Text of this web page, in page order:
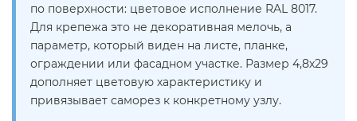
по поверхности: цветовое исполнение RAL 8017.
Для крепежа это не декоративная мелочь, а
параметр, который виден на листе, планке,
ограждении или фасадном участке. Размер 4,8х29
дополняет цветовую характеристику и
привязывает саморез к конкретному узлу.